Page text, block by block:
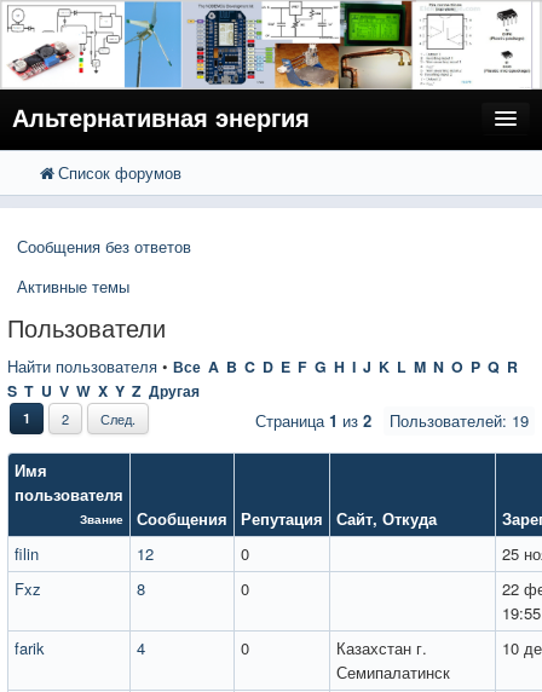
Альтернативная энергия
FAQ
Вход
Расширенный поиск
Список форумов
Сообщения без ответов
Активные темы
Пользователи
Найти пользователя • Все A B C D E F G H I J K L M N O P Q R
S T U V W X Y Z Другая
Пользователей: 19
1 2 След. Страница1 из 2
Имя
пользователя
Звание Сообщения Репутация Сайт, Откуда
filin
12 0
25
Fxz
8 0
22
19:55
farik
4 0
Казахстан г.
Семипалатинск
10